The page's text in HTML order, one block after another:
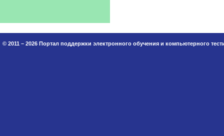
© 2011 – 2026 Портал поддержки электронного обучения и компьютерного